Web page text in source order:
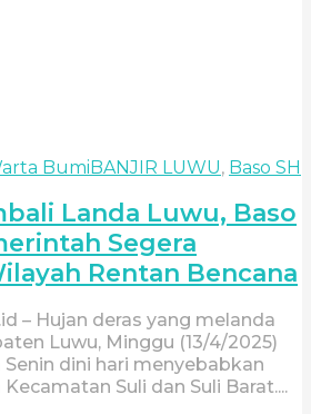
BumiBANJIR LUWU, Baso SH
Landa Luwu, Baso
Segera
Rentan Bencana
– Hujan deras yang melanda
Luwu, Minggu (13/4/2025)
dini hari menyebabkan
Suli dan Suli Barat....